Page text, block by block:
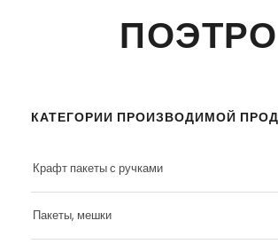
ПОЭТРО
КОНТАКТЫ
ПАКЕТЫ, МЕШКИ
БУМАГА И УПАКОВКА
КАТЕГОРИИ ПРОИЗВОДИМОЙ
Крафт пакеты с ручками
Пакеты, мешки